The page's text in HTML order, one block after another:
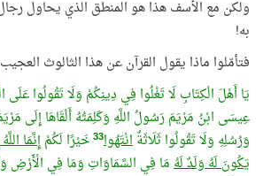
ولكن مع الأسف هذا هو المنطق الذي يحاول
به!
فتأمّلوا ماذا يقول القرآن عن هذا الثالوث
يَا أَهْلَ الْكِتَابِ لَا تَغْلُوا فِي دِينِكُمْ وَلَا تَقُولُوا عَلَى
عِيسَى ابْنُ مَرْيَمَ رَسُولُ اللَّهِ وَكَلِمَتُهُ أَلْقَاهَا إِلَى
وَرُسُلِهِ وَلَا تَقُولُوا ثَلَاثَةٌانْتَهُوا33 خَيْرًا لَكُمْإِنَّمَا
يَكُونَ لَهُ وَلَدٌ لَهُمَا فِي السَّمَاوَاتِ وَمَا فِي الْأَرْضِ